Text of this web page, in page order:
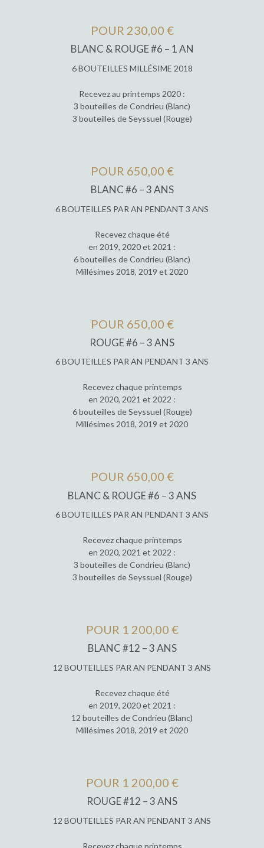
POUR 230,00 €
BLANC & ROUGE #6 – 1 AN
6 BOUTEILLES MILLÉSIME 2018
Recevez au printemps 2020 :
3 bouteilles de Condrieu (Blanc)
3 bouteilles de Seyssuel (Rouge)
POUR 650,00 €
BLANC #6 – 3 ANS
6 BOUTEILLES PAR AN PENDANT 3 ANS
Recevez chaque été
en 2019, 2020 et 2021 :
6 bouteilles de Condrieu (Blanc)
Millésimes 2018, 2019 et 2020
POUR 650,00 €
ROUGE #6 – 3 ANS
6 BOUTEILLES PAR AN PENDANT 3 ANS
Recevez chaque printemps
en 2020, 2021 et 2022 :
6 bouteilles de Seyssuel (Rouge)
Millésimes 2018, 2019 et 2020
POUR 650,00 €
BLANC & ROUGE #6 – 3 ANS
6 BOUTEILLES PAR AN PENDANT 3 ANS
Recevez chaque printemps
en 2020, 2021 et 2022 :
3 bouteilles de Condrieu (Blanc)
3 bouteilles de Seyssuel (Rouge)
POUR 1 200,00 €
BLANC #12 – 3 ANS
12 BOUTEILLES PAR AN PENDANT 3 ANS
Recevez chaque été
en 2019, 2020 et 2021 :
12 bouteilles de Condrieu (Blanc)
Millésimes 2018, 2019 et 2020
POUR 1 200,00 €
ROUGE #12 – 3 ANS
12 BOUTEILLES PAR AN PENDANT 3 ANS
Recevez chaque printemps